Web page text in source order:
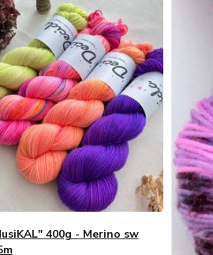
400g - Merino sw